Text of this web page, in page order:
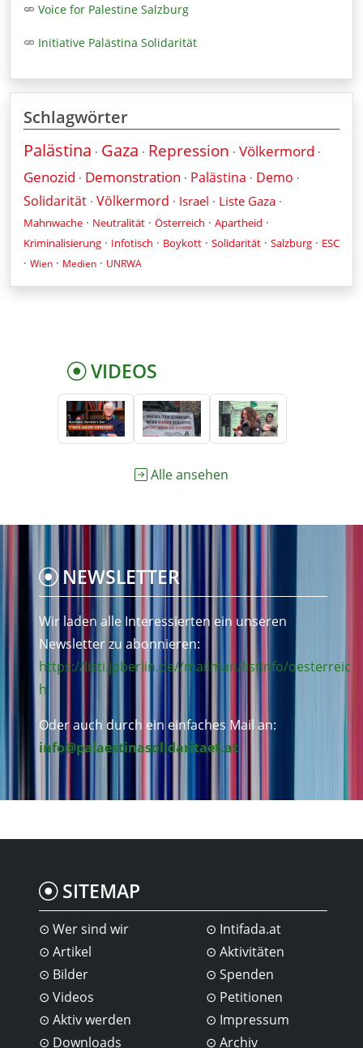
Voice for Palestine Salzburg
Initiative Palästina Solidarität
Schlagwörter
Palästina · Gaza · Repression · Völkermord ·
Genozid · Demonstration · Palästina · Demo ·
Solidarität · Völkermord · Israel · Liste Gaza ·
Mahnwache · Neutralität · Österreich · Apartheid ·
Kriminalisierung · Infotisch · Boykott · Solidarität · Salzburg · ESC
· Wien · Medien · UNRWA
VIDEOS
Alle ansehen
NEWSLETTER
Wir laden alle Interessierten ein unseren
Newsletter zu abonnieren:
https://listi.jpberlin.de//mailman/listinfo/oesterreic
h
Oder auch durch ein einfaches Mail an:
info@palaestinasolidaritaet.at
SITEMAP
Wer sind wir
Artikel
Bilder
Videos
Intifada.at
Aktivitäten
Spenden
Petitionen
Aktiv werden
Downloads
Impressum
Archiv